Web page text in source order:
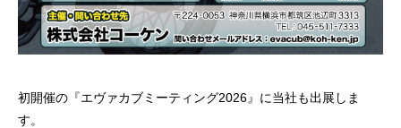
初開催の『エヴァカブミーティング2026』に当社も出展しま
す。